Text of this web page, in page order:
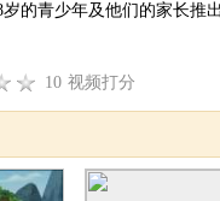
岁的青少年及他们的家长推
10 视频打分